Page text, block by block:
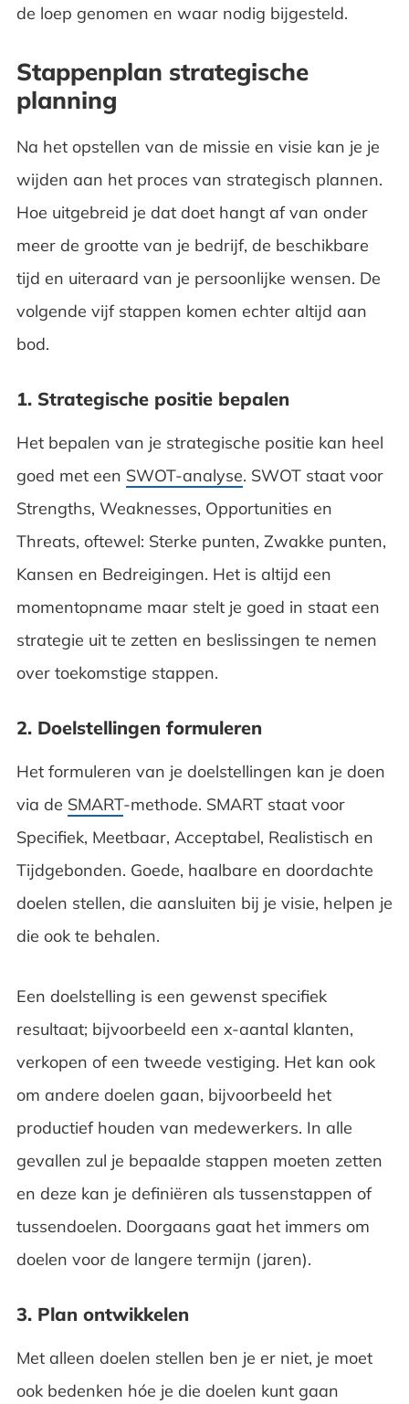
de loep genomen en waar nodig bijgesteld.
Stappenplan strategische
planning
Na het opstellen van de missie en visie kan je je
wijden aan het proces van strategisch plannen.
Hoe uitgebreid je dat doet hangt af van onder
meer de grootte van je bedrijf, de beschikbare
tijd en uiteraard van je persoonlijke wensen. De
volgende vijf stappen komen echter altijd aan
bod.
1. Strategische positie bepalen
Het bepalen van je strategische positie kan heel
goed met een SWOT-analyse. SWOT staat voor
Strengths, Weaknesses, Opportunities en
Threats, oftewel: Sterke punten, Zwakke punten,
Kansen en Bedreigingen. Het is altijd een
momentopname maar stelt je goed in staat een
strategie uit te zetten en beslissingen te nemen
over toekomstige stappen.
2. Doelstellingen formuleren
Het formuleren van je doelstellingen kan je doen
via de SMART-methode. SMART staat voor
Specifiek, Meetbaar, Acceptabel, Realistisch en
Tijdgebonden. Goede, haalbare en doordachte
doelen stellen, die aansluiten bij je visie, helpen je
die ook te behalen.
Een doelstelling is een gewenst specifiek
resultaat; bijvoorbeeld een x-aantal klanten,
verkopen of een tweede vestiging. Het kan ook
om andere doelen gaan, bijvoorbeeld het
productief houden van medewerkers. In alle
gevallen zul je bepaalde stappen moeten zetten
en deze kan je definiëren als tussenstappen of
tussendoelen. Doorgaans gaat het immers om
doelen voor de langere termijn (jaren).
3. Plan ontwikkelen
Met alleen doelen stellen ben je er niet, je moet
ook bedenken hóe je die doelen kunt gaan